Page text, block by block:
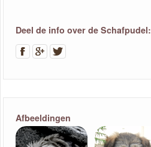
Deel de info over de Schafpudel:
Afbeeldingen